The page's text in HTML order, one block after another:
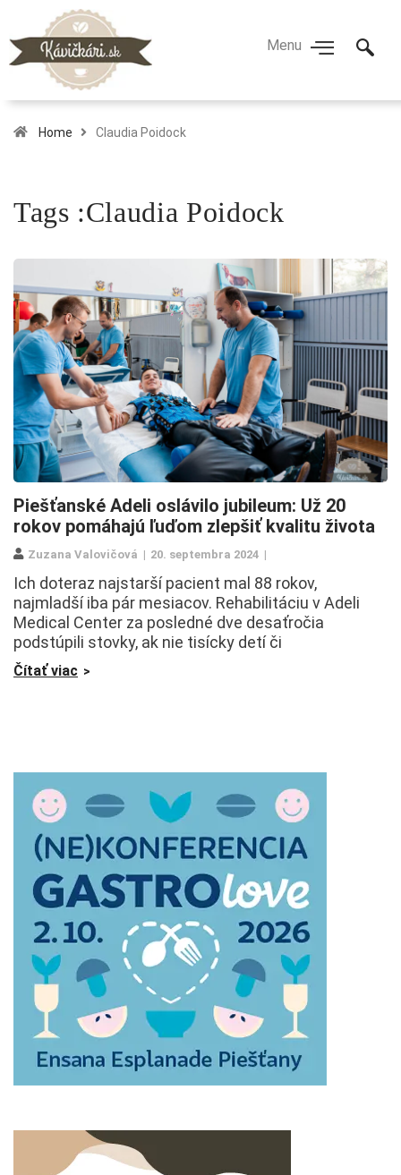
Home Claudia Poidock
Tags :Claudia Poidock
Piešťanské Adeli oslávilo jubileum: Už 20
rokov pomáhajú ľuďom zlepšiť kvalitu života
Zuzana Valovičová 20. septembra 2024
Ich doteraz najstarší pacient mal 88 rokov,
najmladší iba pár mesiacov. Rehabilitáciu v Adeli
Medical Center za posledné dve desaťročia
podstúpili stovky, ak nie tisícky detí či
Čítať viac